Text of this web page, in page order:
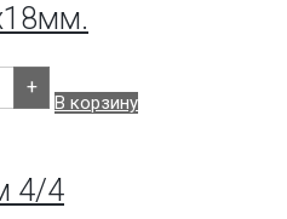
+
В корзину
4/4